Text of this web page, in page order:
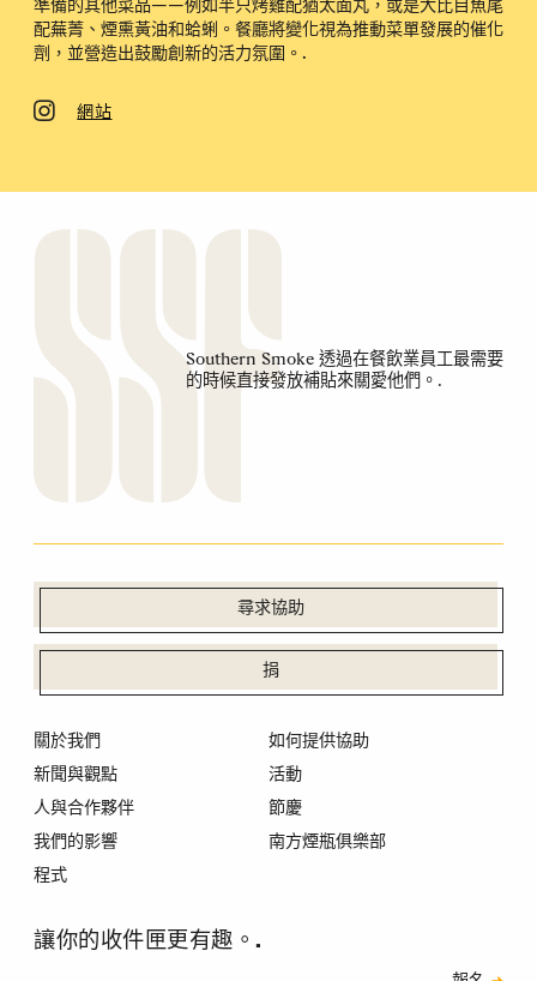
準備的其他菜品——例如半只烤雞配猶太面丸，或是大比目魚尾
配蕪菁、煙熏黃油和蛤蜊。餐廳將變化視為推動菜單發展的催化
劑，並營造出鼓勵創新的活力氛圍。.
網站
Southern Smoke 透過在餐飲業員工最需要
的時候直接發放補貼來關愛他們。.
尋求協助
捐
關於我們
新聞與觀點
人與合作夥伴
我們的影響
程式
如何提供協助
活動
節慶
南方煙瓶俱樂部
讓你的收件匣更有趣。.